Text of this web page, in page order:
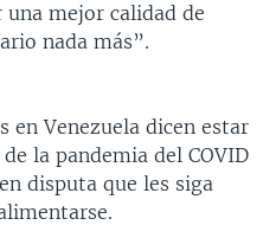
mejor calidad de
nada más”.
en Venezuela dicen estar
la pandemia del COVID
disputa que les siga